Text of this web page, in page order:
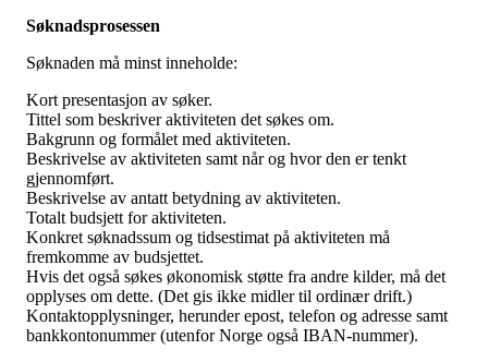
Søknadsprosessen
Søknaden må minst inneholde:
Kort presentasjon av søker.
Tittel som beskriver aktiviteten det søkes om.
Bakgrunn og formålet med aktiviteten.
Beskrivelse av aktiviteten samt når og hvor den er tenkt
gjennomført.
Beskrivelse av antatt betydning av aktiviteten.
Totalt budsjett for aktiviteten.
Konkret søknadssum og tidsestimat på aktiviteten må
fremkomme av budsjettet.
Hvis det også søkes økonomisk støtte fra andre kilder, må det
opplyses om dette. (Det gis ikke midler til ordinær drift.)
Kontaktopplysninger, herunder epost, telefon og adresse samt
bankkontonummer (utenfor Norge også IBAN-nummer).